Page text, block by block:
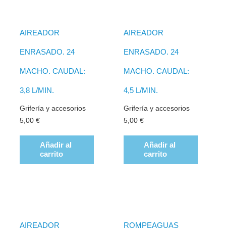
AIREADOR
ENRASADO. 24
MACHO. CAUDAL:
3,8 L/MIN.
Grifería y accesorios
5,00€
Añadir al
carrito
AIREADOR
ENRASADO. 24
MACHO. CAUDAL:
4,5 L/MIN.
Grifería y accesorios
5,00 €
Añadir al
carrito
AIREADOR ROMPEAGUAS